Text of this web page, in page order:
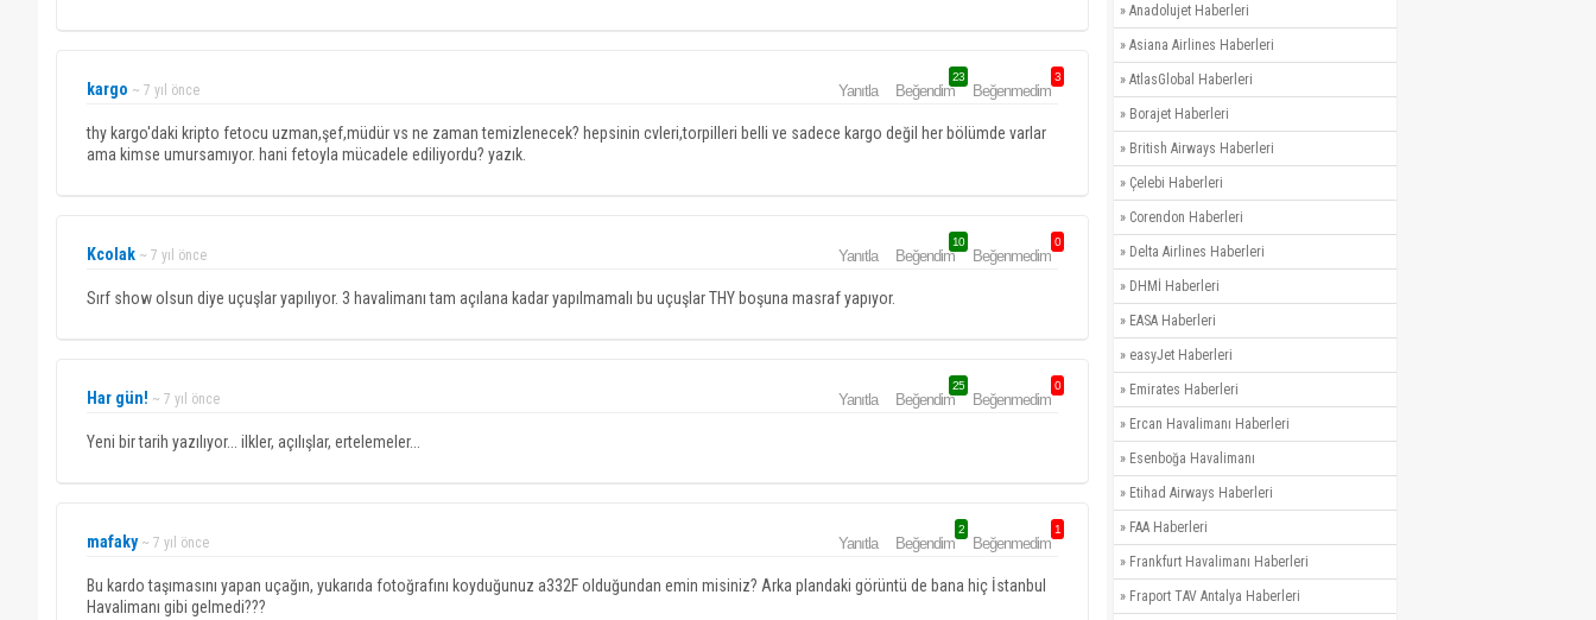
kargo ~ 7 yıl önce Yanıtla Beğendim
23
Beğenmedim
3
thy kargo'daki kripto fetocu uzman,şef,müdür vs ne zaman temizlenecek? hepsinin cvleri,torpilleri belli ve sadece kargo değil her bölümde varlar
ama kimse umursamıyor. hani fetoyla mücadele ediliyordu? yazık.
Kcolak ~ 7 yıl önce Yanıtla Beğendim
10
Beğenmedim
0
Sırf show olsun diye uçuşlar yapılıyor. 3 havalimanı tam açılana kadar yapılmamalı bu uçuşlar THY boşuna masraf yapıyor.
Har gün! ~ 7 yıl önce Yanıtla Beğendim
25
Beğenmedim
0
Yeni bir tarih yazılıyor... ilkler, açılışlar, ertelemeler...
mafaky ~ 7 yıl önce Yanıtla Beğendim
2
Beğenmedim
1
Bu kardo taşımasını yapan uçağın, yukarıda fotoğrafını koyduğunuz a332F olduğundan emin misiniz? Arka plandaki görüntü de bana hiç İstanbul
Havalimanı gibi gelmedi???
» Anadolujet Haberleri
» Asiana Airlines Haberleri
» AtlasGlobal Haberleri
» Borajet Haberleri
» British Airways Haberleri
» Çelebi Haberleri
» Corendon Haberleri
» Delta Airlines Haberleri
» DHMİ Haberleri
» EASA Haberleri
» easyJet Haberleri
» Emirates Haberleri
» Ercan Havalimanı Haberleri
» Esenboğa Havalimanı
» Etihad Airways Haberleri
» FAA Haberleri
» Frankfurt Havalimanı Haberleri
» Fraport TAV Antalya Haberleri